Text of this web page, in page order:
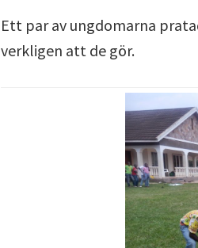
Ett par av ungdomarna
verkligen att de gör.